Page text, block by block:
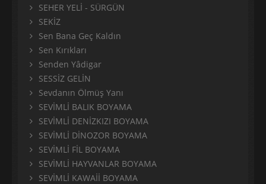
SEHER YELİ - SÜRGÜN
SEKİZ
Sen Bana Geç Kaldın
Sen Kırıkları
Senden Yâdigar
SESSİZ GELİN
Sevdanın Ölmüş Yanı
SEVİMLİ BALIK BOYAMA
SEVİMLİ DENİZKIZI BOYAMA
SEVİMLİ DİNOZOR BOYAMA
SEVİMLİ FİL BOYAMA
SEVİMLİ HAYVANLAR BOYAMA
SEVİMLİ KAWAİİ BOYAMA